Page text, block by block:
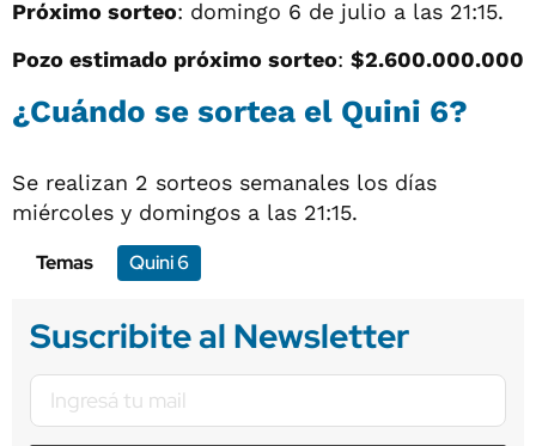
Próximo sorteo: domingo 6 de julio a las 21:15.
Pozo estimado próximo sorteo: $2.600.000.000
¿Cuándo se sortea el Quini 6?
Se realizan 2 sorteos semanales los días
miércoles y domingos a las 21:15.
Temas
Quini 6
Suscribite al Newsletter